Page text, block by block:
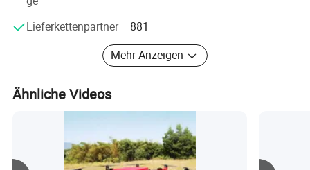
zufrieden Wir werden immer durch internationale
Praktiken und Prinzip der Gleichheit und gegenseitigen
Nutzen zu halten, Und wir hoffen aufrichtig, umfassende
Kooperationsbeziehungen mit Freunden auf der ganzen
Welt in der Entwicklung von Munition und
Logistikausrüstung Produkte zu etablieren.
Lieferkettenpartner
881
Mehr Anzeigen
Ähnliche Videos